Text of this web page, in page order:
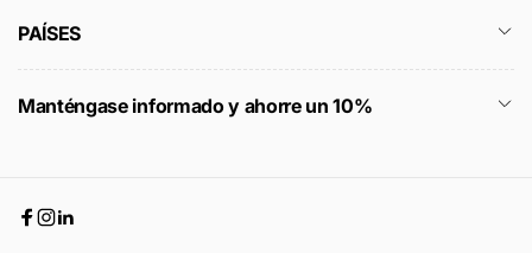
PAÍSES
Manténgase informado y ahorre un 10%
Facebook
Instagram
Linkedin